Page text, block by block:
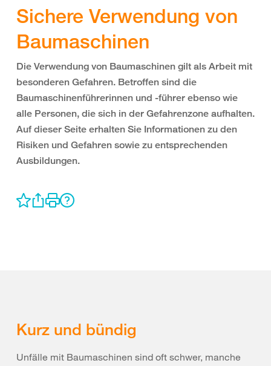
Sichere Verwendung von
Baumaschinen
Die Verwendung von Baumaschinen gilt als Arbeit mit
besonderen Gefahren. Betroffen sind die
Baumaschinenführerinnen und -führer ebenso wie
alle Personen, die sich in der Gefahrenzone aufhalten.
Auf dieser Seite erhalten Sie Informationen zu den
Risiken und Gefahren sowie zu entsprechenden
Ausbildungen.
Kurz und bündig
Unfälle mit Baumaschinen sind oft schwer, manche